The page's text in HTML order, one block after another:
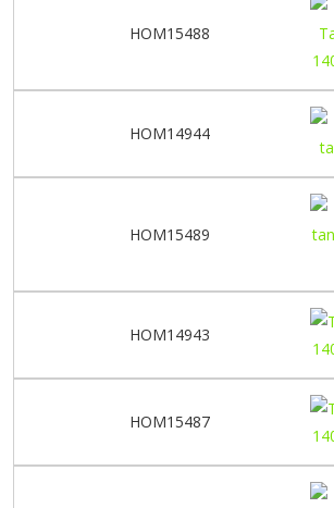
HOM15488
HOM14944
HOM15489
HOM14943
HOM15487